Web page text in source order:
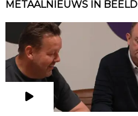
METAALNIEUWS IN BEELD